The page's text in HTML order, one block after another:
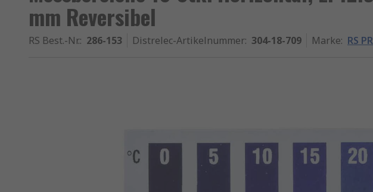
mm Reversibel
RS Best.-Nr.: 286-153 Distrelec-Artikelnummer: 304-18-709 Marke: RS